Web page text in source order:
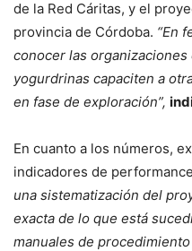
de la Red Cáritas, y el
provincia de Córdoba. “En
conocer las organizaciones
yogurdrinas capaciten a
en fase de exploración”,
En cuanto a los números,
indicadores de
una sistematización del
exacta de lo que está
manuales de